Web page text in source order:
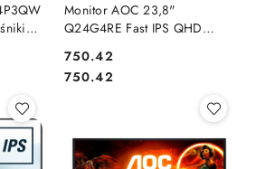
Monitor AOC 23,8"
Q24G4RE Fast IPS QHD
Cena:
750.42
Cena:
750.42